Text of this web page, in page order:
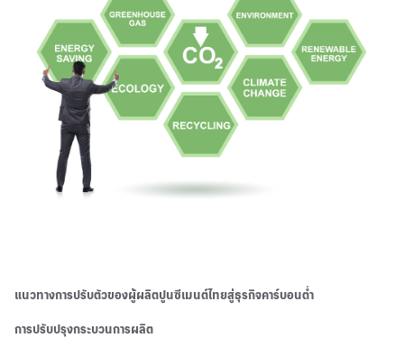
แนวทางการปรับตัวของผู้ผลิตปูนซีเมนต์ไทยสู่ธุรกิจคาร์บอนต่ำ
การปรับปรุงกระบวนการผลิต